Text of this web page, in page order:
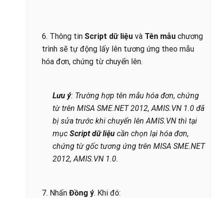
6. Thông tin Script dữ liệu và Tên mẫu chương
trình sẽ tự động lấy lên tương ứng theo mẫu
hóa đơn, chứng từ chuyển lên.
Lưu ý: Trường hợp tên mẫu hóa đơn, chứng
từ trên MISA SME.NET 2012, AMIS.VN 1.0 đã
bị sửa trước khi chuyển lên AMIS.VN thì tại
mục Script dữ liệu cần chọn lại hóa đơn,
chứng từ gốc tương ứng trên MISA SME.NET
2012, AMIS.VN 1.0.
7. Nhấn Đồng ý. Khi đó: